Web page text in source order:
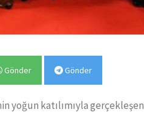
Gönder Gönder
yoğun katılımıyla gerçekleşen